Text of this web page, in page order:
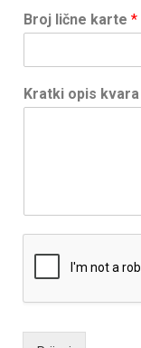
Broj lične karte *
Kratki opis kvara